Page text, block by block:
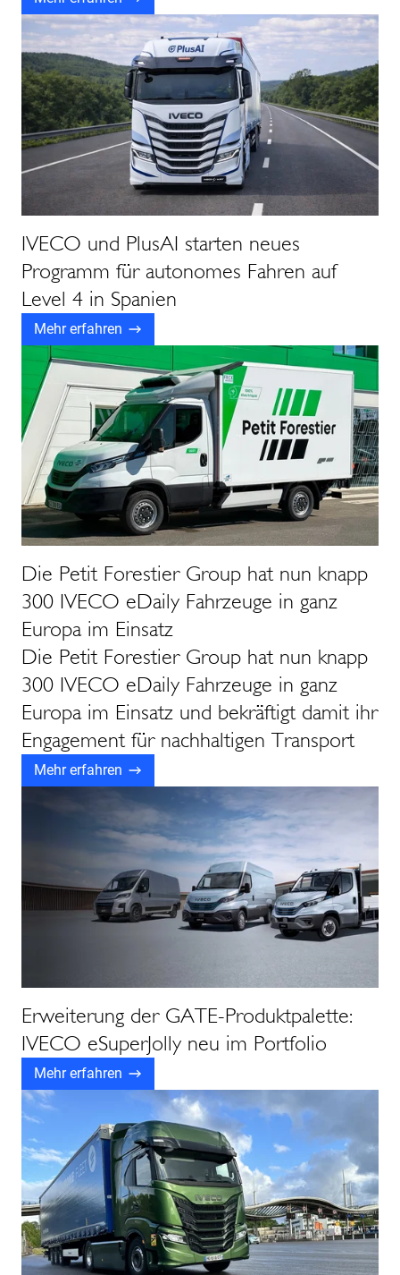
IVECO und PlusAI starten neues
Programm für autonomes Fahren auf
Level 4 in Spanien
Mehr erfahren
Die Petit Forestier Group hat nun knapp
300 IVECO eDaily Fahrzeuge in ganz
Europa im Einsatz
Die Petit Forestier Group hat nun knapp
300 IVECO eDaily Fahrzeuge in ganz
Europa im Einsatz und bekräftigt damit ihr
Engagement für nachhaltigen Transport
Mehr erfahren
Erweiterung der GATE-Produktpalette:
IVECO eSuperJolly neu im Portfolio
Mehr erfahren